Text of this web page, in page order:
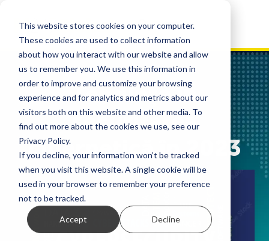
This website stores cookies on your computer.
These cookies are used to collect information
about how you interact with our website and allow
us to remember you. We use this information in
order to improve and customize your browsing
experience and for analytics and metrics about our
visitors both on this website and other media. To
find out more about the cookies we use, see our
Privacy Policy.
If you decline, your information won’t be tracked
when you visit this website. A single cookie will be
used in your browser to remember your preference
not to be tracked.
Accept Decline
Tendințe în
securitatea
cibernetică în 2023